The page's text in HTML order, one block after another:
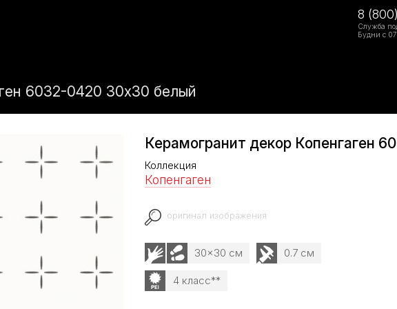
8
Служба
Будни с
6032-0420 30x30 белый
Керамогранит декор Копенгаген
Коллекция
Копенгаген
оригинал изображения
30x30 см 0.7 см
4 класс**